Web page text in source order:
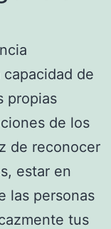
de
propias
de los
de reconocer
estar en
las personas
tus